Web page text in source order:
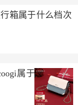
箱属于什么档次
属于什么档次